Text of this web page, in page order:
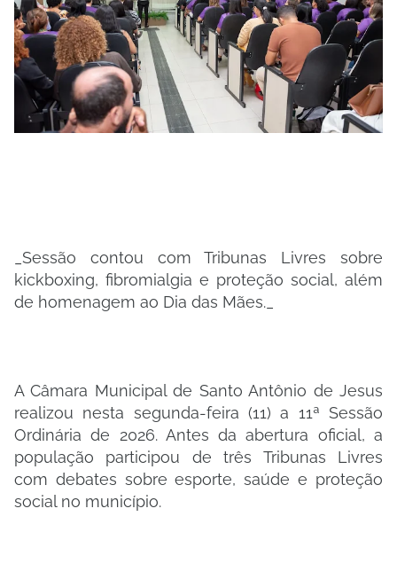
_Sessão contou com Tribunas Livres sobre
kickboxing, fibromialgia e proteção social, além
de homenagem ao Dia das Mães._
A Câmara Municipal de Santo Antônio de Jesus
realizou nesta segunda-feira (11) a 11ª Sessão
Ordinária de 2026. Antes da abertura oficial, a
população participou de três Tribunas Livres
com debates sobre esporte, saúde e proteção
social no município.